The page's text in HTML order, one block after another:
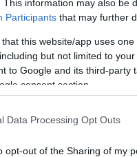
This information may also be
Participants that may further
that this website/app uses
but not limited to
to Google and its third-party
consent section.
Data Processing Opt Outs
opt-out of the Sharing of my
Ο ΠΑΟΚ γνώρισε τη